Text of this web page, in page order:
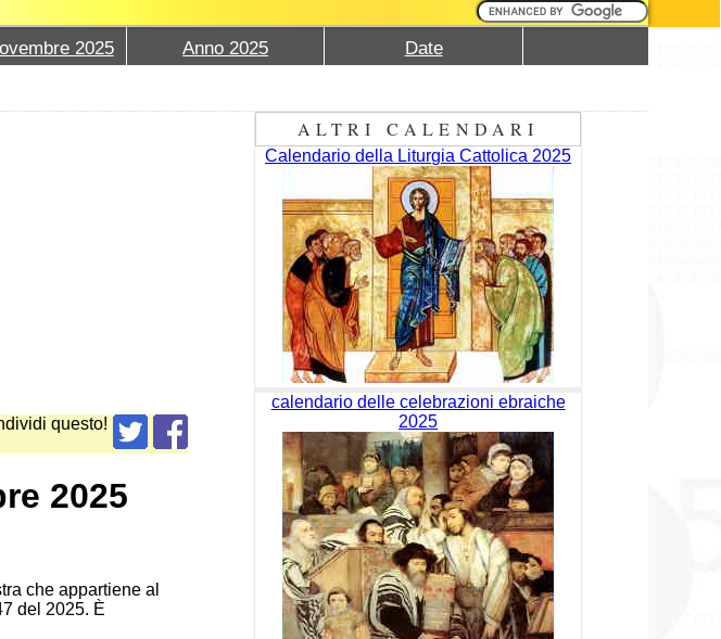
2025 Anno 2025 Date
questo!
2025
che appartiene al
del 2025. È
ALTRI CALENDARI
Calendario della Liturgia Cattolica 2025
calendario delle celebrazioni ebraiche
2025